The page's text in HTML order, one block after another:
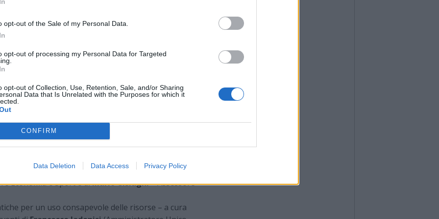
opt-out of the Sale of my Personal Data.
opt-out of processing my Personal Data for Targeted
opt-out of Collection, Use, Retention, Sale, and/or Sharing
Data that Is Unrelated with the Purposes for which it
CONFIRM
Data Deletion Data Access Privacy Policy
pubblica. Anche il
le azioni previste per il contenimento dei consumi
e sedi aziendali.
presentati inoltre istruzioni, consigli e
alternative. Sarà, altresì, presente un
e coaching per il management , poiché
abitudini inconsce e sulle barriere mentali, per
che ci inducono a non essere attenti al
Sindaco della Città di Busto Arsizio –Emanuele
dei consumi energetici – a cura di a cura di
Economia e Sport e diMario Cislaghi– Assessore
per un uso consapevole delle risorse – a cura